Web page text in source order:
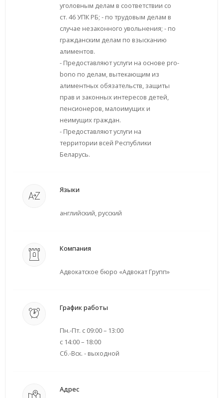
уголовным делам в соответствии со
ст. 46 УПК РБ; - по трудовым делам в
случае незаконного увольнения; - по
гражданским делам по взысканию
алиментов.
- Предоставляют услуги на основе pro-
bono по делам, вытекающим из
алиментных обязательств, защиты
прав и законных интересов детей,
пенсионеров, малоимущих и
неимущих граждан.
- Предоставляют услуги на
территории всей Республики
Беларусь.
Языки
английский, русский
Компания
Адвокатское бюро «Адвокат Групп»
График работы
Пн.-Пт. с 09:00 – 13:00
с 14:00 – 18:00
Сб.-Вск. - выходной
Адрес